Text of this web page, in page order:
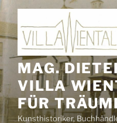
Zum
Inhalt
springen
MAG.
VILLA
FÜR
Kunsthistoriker,